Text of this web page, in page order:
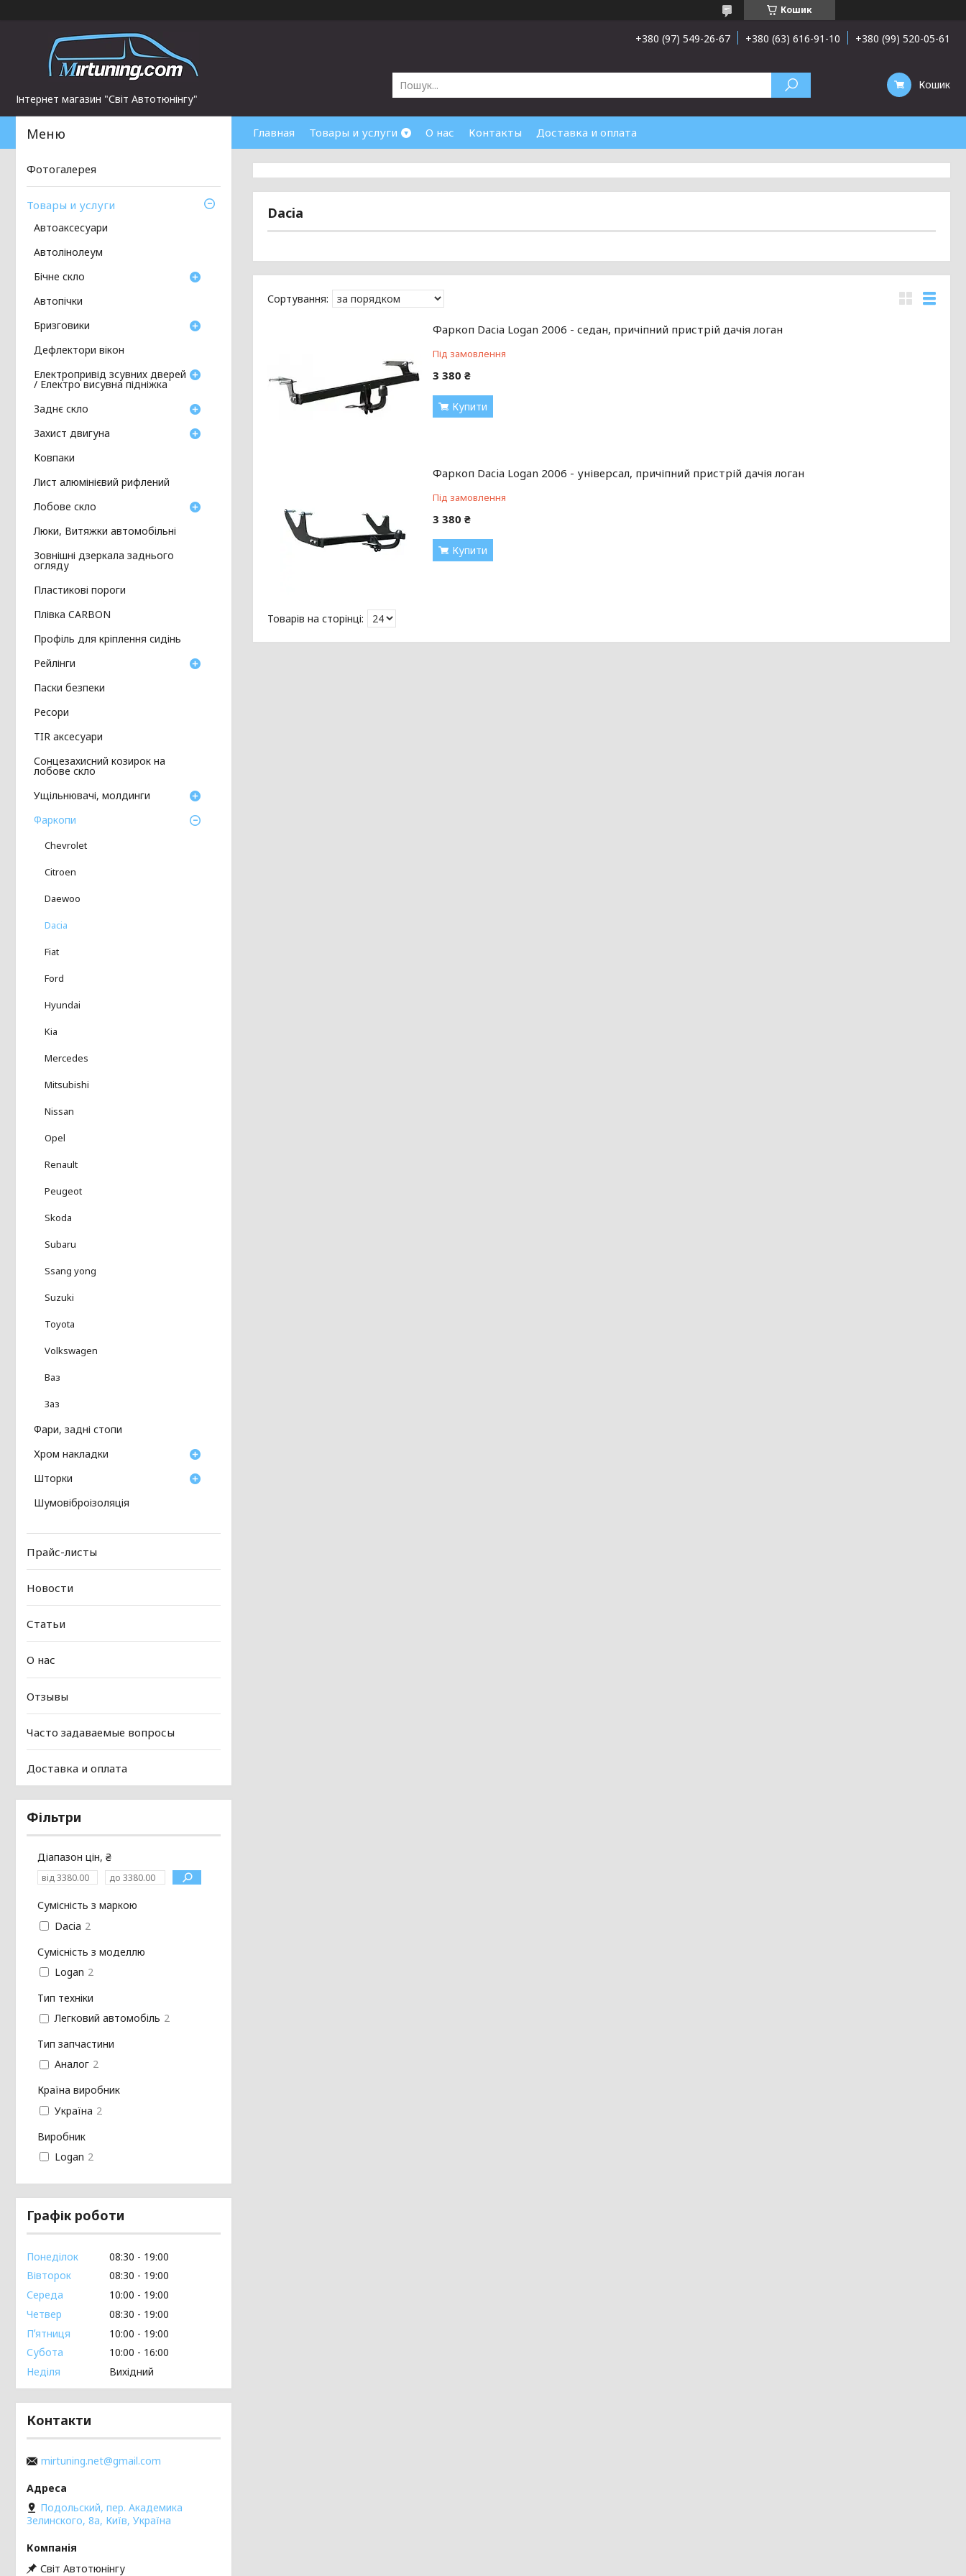
Кошик
Інтернет магазин "Світ Автотюнінгу"
+380 (97) 549-26-67 +380 (63) 616-91-10 +380 (99) 520-05-61
Кошик
Главная Товары и услуги О нас Контакты Доставка и оплата
Dacia
Фаркоп Dacia Logan 2006 - седан, причіпний пристрій дачія логан
Під замовлення
3 380 ₴
Купити
Фаркоп Dacia Logan 2006 - універсал, причіпний пристрій дачія логан
Під замовлення
3 380 ₴
Купити
Фотогалерея
Товары и услуги
Автоаксесуари
Автолінолеум
Бічне скло
Автопічки
Бризговики
Дефлектори вікон
Електропривід зсувних дверей
/ Електро висувна підніжка
Заднє скло
Захист двигуна
Ковпаки
Лист алюмінієвий рифлений
Лобове скло
Люки, Витяжки автомобільні
Зовнішні дзеркала заднього
огляду
Пластикові пороги
Плівка CARBON
Профіль для кріплення сидінь
Рейлінги
Паски безпеки
Ресори
TIR аксесуари
Сонцезахисний козирок на
лобове скло
Ущільнювачі, молдинги
Фаркопи
Chevrolet
Citroen
Daewoo
Dacia
Fiat
Ford
Hyundai
Kia
Mercedes
Mitsubishi
Nissan
Opel
Renault
Peugeot
Skoda
Subaru
Ssang yong
Suzuki
Toyota
Volkswagen
Ваз
Заз
Фари, задні стопи
Хром накладки
Шторки
Шумовіброізоляція
Прайс-листы
Новости
Статьи
О нас
Отзывы
Часто задаваемые вопросы
Доставка и оплата
Фільтри
Діапазон цін, ₴
Сумісність з маркою
Dacia 2
Сумісність з моделлю
Logan 2
Тип техніки
Легковий автомобіль 2
Тип запчастини
Аналог 2
Країна виробник
Україна 2
Виробник
Logan 2
Графік роботи
Понеділок 08:30
19:00
Вівторок
08:30
19:00
Середа
10:00
19:00
Четвер
08:30
19:00
Пʼятниця
10:00
19:00
Субота
10:00
16:00
Неділя
Вихідний
Контакти
mirtuning.net@gmail.com
Подольский, пер. Академика
Зелинского, 8а, Київ, Україна
Світ Автотюнінгу